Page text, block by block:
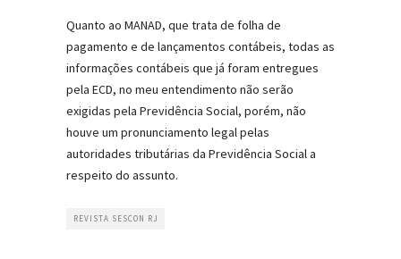
Quanto ao MANAD, que trata de folha de
pagamento e de lançamentos contábeis, todas as
informações contábeis que já foram entregues
pela ECD, no meu entendimento não serão
exigidas pela Previdência Social, porém, não
houve um pronunciamento legal pelas
autoridades tributárias da Previdência Social a
respeito do assunto.
REVISTA SESCON RJ